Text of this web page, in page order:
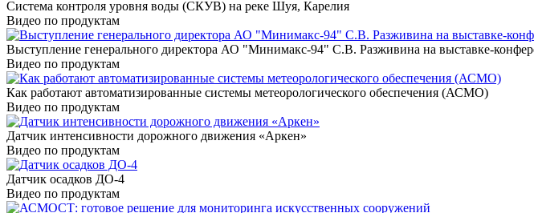
Система контроля уровня воды (СКУВ) на реке Шуя, Карелия
Видео по продуктам
Выступление генерального директора АО "Минимакс-94" С.В. Разживина на выставке-
Видео по продуктам
Как работают автоматизированные системы метеорологического обеспечения (АСМО)
Видео по продуктам
Датчик интенсивности дорожного движения «Аркен»
Видео по продуктам
Датчик осадков ДО-4
Видео по продуктам